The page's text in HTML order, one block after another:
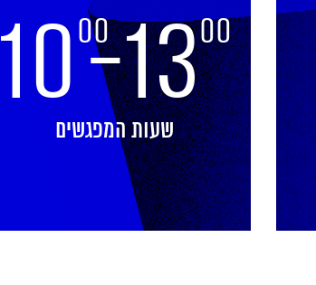
1000
-1300
שעות המפגשים